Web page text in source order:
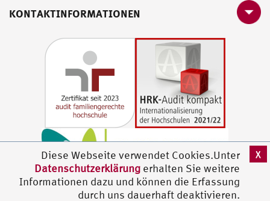
Diese Webseite verwendet Cookies.Unter
Datenschutzerklärung erhalten Sie weitere
Informationen dazu und können die Erfassung
durch uns dauerhaft deaktivieren.
X
KONTAKTINFORMATIONEN